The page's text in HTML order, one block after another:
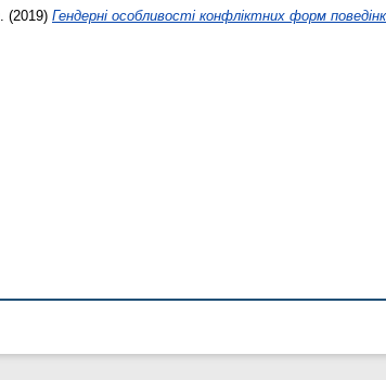
(2019) Гендерні особливості конфліктних форм